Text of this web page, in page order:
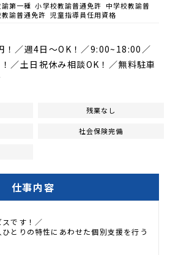
第一種 小学校教諭普通免許 中学校教諭普
諭普通免許 児童指導員任用資格
！／週4日～OK！／9:00~18:00／
／土日祝休み相談OK！／無料駐車
残業なし
社会保険完備
仕事内容
です！／
ひとりの特性にあわせた個別支援を行う